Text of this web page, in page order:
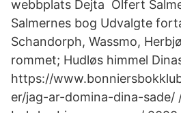
webbplats Dejta Olfert
Salmernes bog Udvalgte
Schandorph, Wassmo,
rommet; Hudløs himmel
https://
er/jag-ar-domina-dina-sade/